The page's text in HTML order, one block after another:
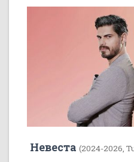
Невеста (2024-2026,